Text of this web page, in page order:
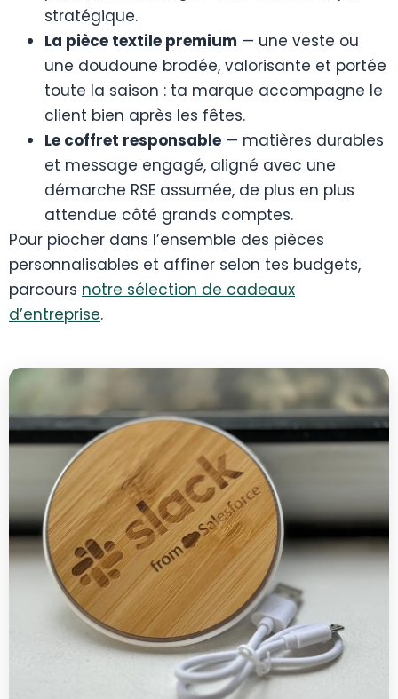
stratégique.
La pièce textile premium — une veste ou
une doudoune brodée, valorisante et portée
toute la saison : ta marque accompagne le
client bien après les fêtes.
Le coffret responsable — matières durables
et message engagé, aligné avec une
démarche RSE assumée, de plus en plus
attendue côté grands comptes.
Pour piocher dans l’ensemble des pièces
personnalisables et affiner selon tes budgets,
parcours notre sélection de cadeaux
d’entreprise.